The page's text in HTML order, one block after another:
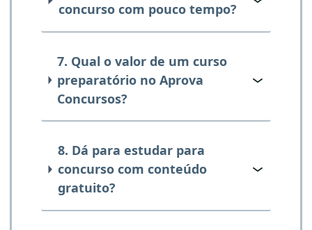
concurso com pouco tempo?
7. Qual o valor de um curso
preparatório no Aprova
Concursos?
8. Dá para estudar para
concurso com conteúdo
gratuito?